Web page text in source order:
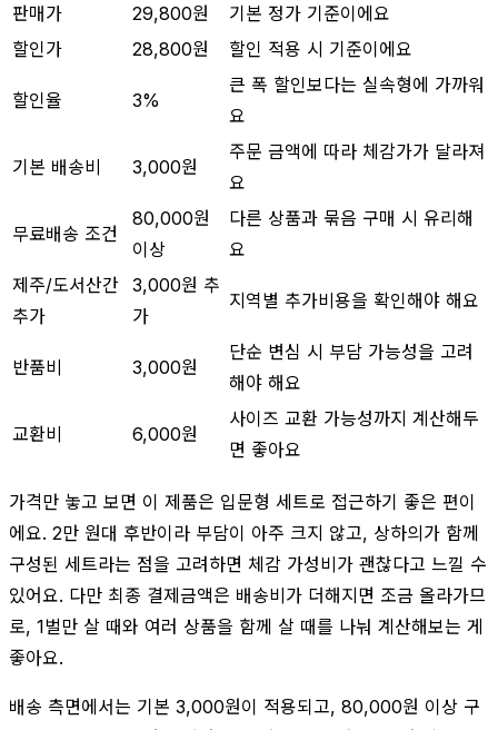
판매가
29,800원
기본 정가 기준이에요
할인가
28,800원 할인 적용 시 기준이에요
할인율 3%
큰 폭 할인보다는 실속형에 가까워
요
기본 배송비 3,000원
주문 금액에 따라 체감가가 달라져
요
무료배송 조건
80,000원
이상
다른 상품과 묶음 구매 시 유리해
요
제주/도서산간
추가
3,000원 추
가
지역별 추가비용을 확인해야 해요
반품비 3,000원
단순 변심 시 부담 가능성을 고려
해야 해요
교환비 6,000원
사이즈 교환 가능성까지 계산해두
면 좋아요
가격만 놓고 보면 이 제품은 입문형 세트로 접근하기 좋은 편이
에요. 2만 원대 후반이라 부담이 아주 크지 않고, 상하의가 함께
구성된 세트라는 점을 고려하면 체감 가성비가 괜찮다고 느낄 수
있어요. 다만 최종 결제금액은 배송비가 더해지면 조금 올라가므
로, 1벌만 살 때와 여러 상품을 함께 살 때를 나눠 계산해보는 게
좋아요.
배송 측면에서는 기본 3,000원이 적용되고, 80,000원 이상 구